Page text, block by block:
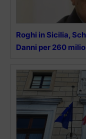
Roghi in Sicilia,
Danni per 260